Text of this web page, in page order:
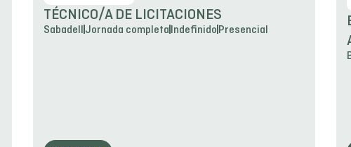
TÉCNICO/A DE LICITACIONES
Sabadell Jornada completa Indefinido Presencial